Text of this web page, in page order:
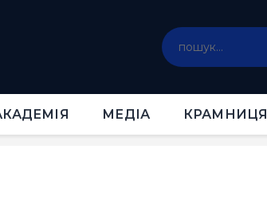
МЕДІА КРАМНИЦЯ